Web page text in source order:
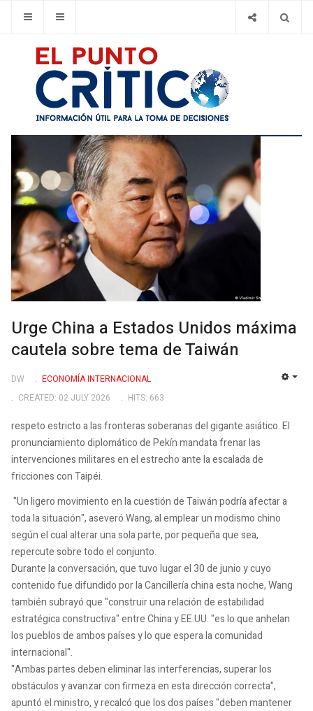
Urge China a Estados Unidos máxima
cautela sobre tema de Taiwán
DW
ECONOMÍA INTERNACIONAL
CREATED: 02 JULY 2026
HITS: 663
respeto estricto a las fronteras soberanas del gigante asiático. El
pronunciamiento diplomático de Pekín mandata frenar las
intervenciones militares en el estrecho ante la escalada de
fricciones con Taipéi.
"Un ligero movimiento en la cuestión de Taiwán podría afectar a
toda la situación", aseveró Wang, al emplear un modismo chino
según el cual alterar una sola parte, por pequeña que sea,
repercute sobre todo el conjunto.
Durante la conversación, que tuvo lugar el 30 de junio y cuyo
contenido fue difundido por la Cancillería china esta noche, Wang
también subrayó que "construir una relación de estabilidad
estratégica constructiva" entre China y EE.UU. "es lo que anhelan
los pueblos de ambos países y lo que espera la comunidad
internacional".
"Ambas partes deben eliminar las interferencias, superar los
obstáculos y avanzar con firmeza en esta dirección correcta",
apuntó el ministro, y recalcó que los dos países "deben mantener